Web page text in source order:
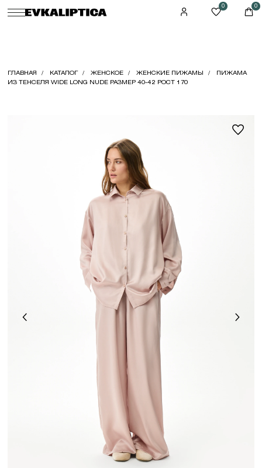
0 0
ГЛАВНАЯ КАТАЛОГ ЖЕНСКОЕ ЖЕНСКИЕ ПИЖАМЫ
ПИЖАМА
ИЗ ТЕНСЕЛЯ WIDE LONG NUDE РАЗМЕР 40-42 РОСТ 170